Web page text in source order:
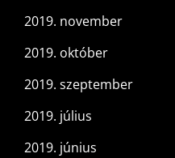
2019. november
2019. október
2019. szeptember
2019. július
2019. június